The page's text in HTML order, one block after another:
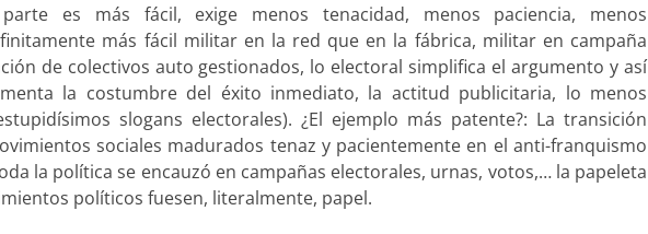
es más fácil, exige menos tenacidad, menos paciencia, menos
más fácil militar en la red que en la fábrica, militar en campaña
de colectivos auto gestionados, lo electoral simplifica el argumento y así
la costumbre del éxito inmediato, la actitud publicitaria, lo menos
slogans electorales). ¿El ejemplo más patente?: La transición
sociales madurados tenaz y pacientemente en el anti-franquismo
la política se encauzó en campañas electorales, urnas, votos,… la papeleta
políticos fuesen, literalmente, papel.